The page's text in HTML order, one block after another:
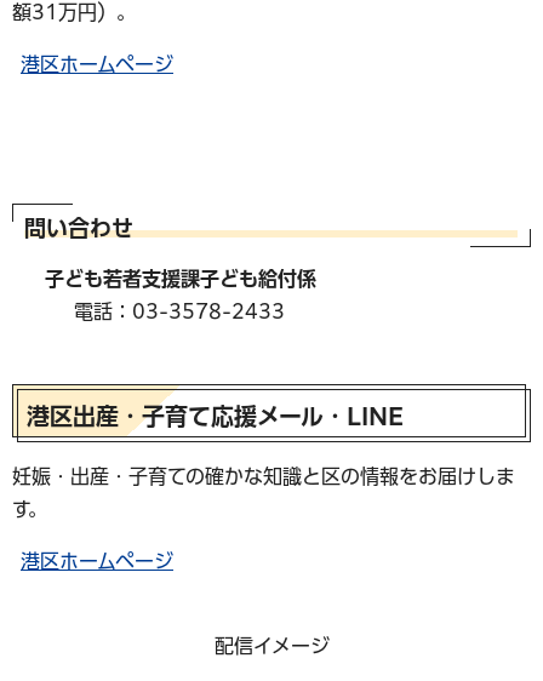
額31万円）。
港区ホームページ
問い合わせ
子ども若者支援課子ども給付係
電話：03-3578-2433
港区出産・子育て応援メール・LINE
妊娠・出産・子育ての確かな知識と区の情報をお届けしま
す。
港区ホームページ
配信イメージ